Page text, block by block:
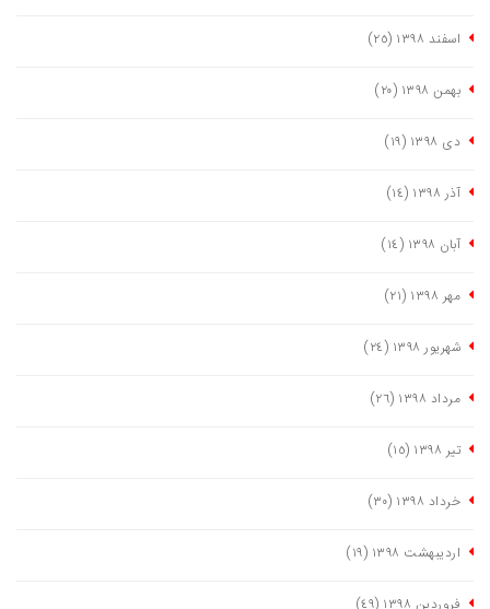
اسفند ١٣٩٨ (٢٥)
بهمن ١٣٩٨ (٢٠)
دی ١٣٩٨ (١٩)
آذر ١٣٩٨ (١٤)
آبان ١٣٩٨ (١٤)
مهر ١٣٩٨ (٢١)
شهریور ١٣٩٨ (٢٤)
مرداد ١٣٩٨ (٢٦)
تیر ١٣٩٨ (١٥)
خرداد ١٣٩٨ (٣٠)
اردیبهشت ١٣٩٨ (١٩)
فروردین ١٣٩٨ (٤٩)